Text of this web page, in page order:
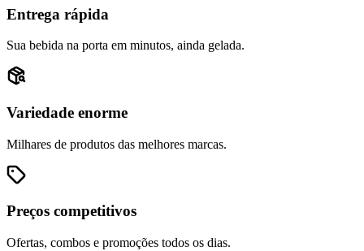
Entrega rápida
Sua bebida na porta em minutos, ainda gelada.
Variedade enorme
Milhares de produtos das melhores marcas.
Preços competitivos
Ofertas, combos e promoções todos os dias.